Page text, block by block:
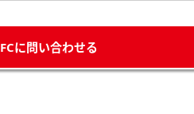
FCに問い合わせる